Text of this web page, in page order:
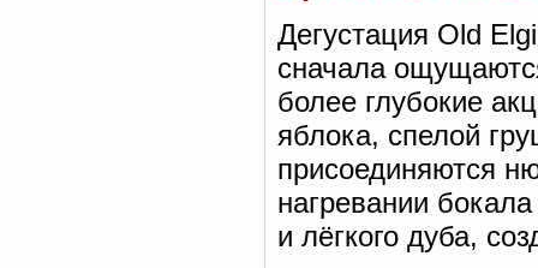
Дегустация Old
сначала
более глубокие
яблока, спелой
присоединяются
нагревании
и лёгкого дуба,